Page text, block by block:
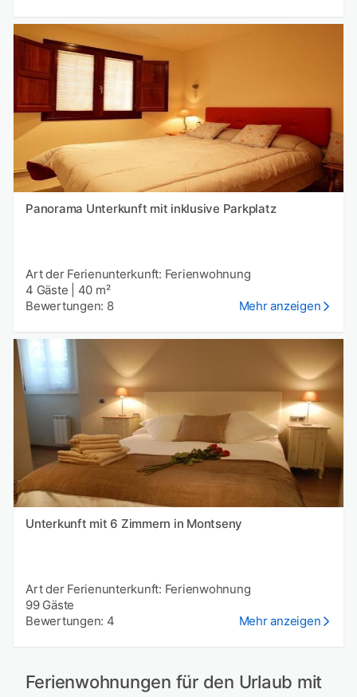
Panorama Unterkunft mit inklusive Parkplatz
Art der Ferienunterkunft: Ferienwohnung
4 Gäste
40 m²
Bewertungen: 8
Mehr anzeigen
Unterkunft mit 6 Zimmern in Montseny
Art der Ferienunterkunft: Ferienwohnung
99 Gäste
Bewertungen: 4
Mehr anzeigen
Ferienwohnungen für den Urlaub mit